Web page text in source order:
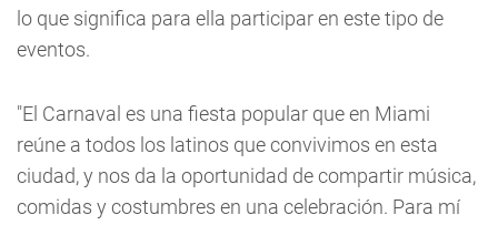
lo que significa para ella participar en este tipo de
eventos.
"El Carnaval es una fiesta popular que en Miami
reúne a todos los latinos que convivimos en esta
ciudad, y nos da la oportunidad de compartir música,
comidas y costumbres en una celebración. Para mí